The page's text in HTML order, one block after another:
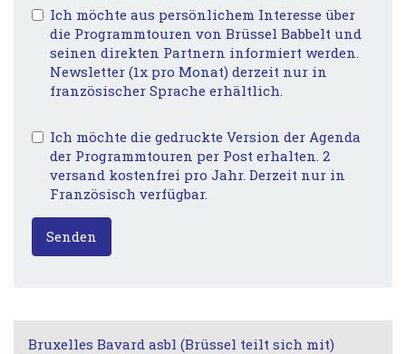
Ich möchte aus persönlichem Interesse über
die Programmtouren von Brüssel Babbelt und
seinen direkten Partnern informiert werden.
Newsletter (1x pro Monat) derzeit nur in
französischer Sprache erhältlich.
Ich möchte die gedruckte Version der Agenda
der Programmtouren per Post erhalten. 2
versand kostenfrei pro Jahr. Derzeit nur in
Französisch verfügbar.
Senden
Bruxelles Bavard asbl (Brüssel teilt sich mit)